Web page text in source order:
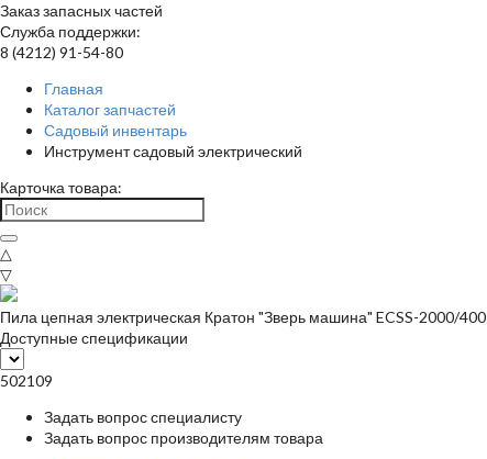
Заказ запасных частей
Служба поддержки:
8 (4212) 91-54-80
Главная
Каталог запчастей
Садовый инвентарь
Инструмент садовый электрический
Карточка товара:
△
▽
Пила цепная электрическая Кратон "Зверь машина" ECSS-2000/400
Доступные спецификации
502109
Задать вопрос специалисту
Задать вопрос производителям товара